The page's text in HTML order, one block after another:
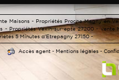
Maisons - Propriétés Proche Magny en
- Propriétés Vexin-sur-epte 27200 -vente
5 Minutes d'Etrepagny 27150 -
Accès agent - Mentions légales -